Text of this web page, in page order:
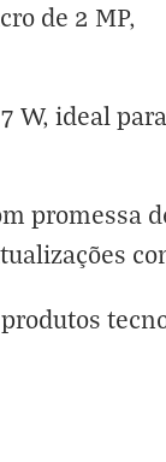
de 2 MP,
W, ideal
promessa